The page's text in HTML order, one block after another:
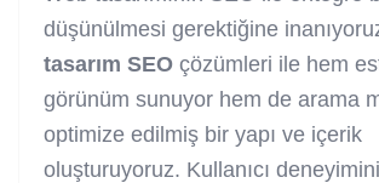
düşünülmesi gerektiğine
tasarım SEO çözümleri ile hem
görünüm sunuyor hem de arama
optimize edilmiş bir yapı ve içerik
oluşturuyoruz. Kullanıcı